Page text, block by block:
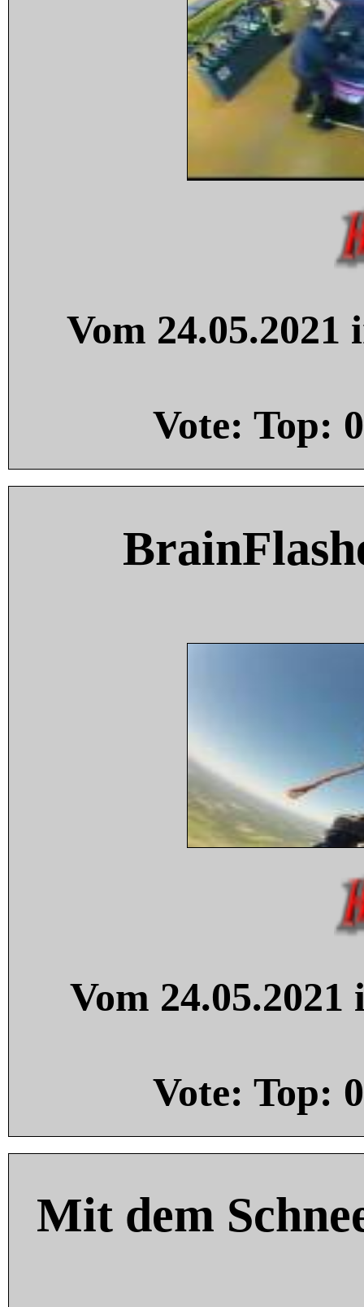
Vom
Vote: Top: 0
Vom
Vote: Top: 0
Mit dem